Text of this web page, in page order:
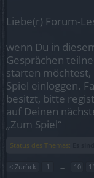
Liebe(r) Forum-
wenn Du in
Gesprächen
starten möchtest,
Spiel einloggen.
besitzt, bitte
auf Deinen
„Zum Spiel“
Status des Themas:
< Zurück 1 ← 10 11